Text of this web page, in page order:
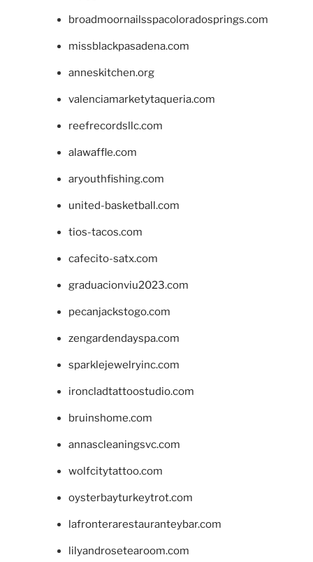
broadmoornailsspacoloradosprings.com
missblackpasadena.com
anneskitchen.org
valenciamarketytaqueria.com
reefrecordsllc.com
alawaffle.com
aryouthfishing.com
united-basketball.com
tios-tacos.com
cafecito-satx.com
graduacionviu2023.com
pecanjackstogo.com
zengardendayspa.com
sparklejewelryinc.com
ironcladtattoostudio.com
bruinshome.com
annascleaningsvc.com
wolfcitytattoo.com
oysterbayturkeytrot.com
lafronterarestauranteybar.com
lilyandrosetearoom.com